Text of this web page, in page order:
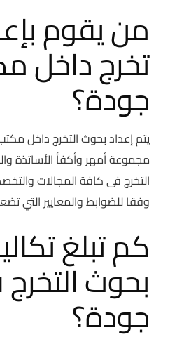
من يقوم
تخرج داخل
جودة؟
يتم إعداد بحوث التخرج داخل
مجموعة أمهر وأكفأ الأساتذة
التخرج فى كافة المجالات
وفقا للضوابط والمعايير التي
كم تبلغ
بحوث
جودة؟